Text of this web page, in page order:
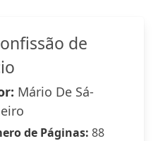
de
Mário De Sá-
de Páginas: 88